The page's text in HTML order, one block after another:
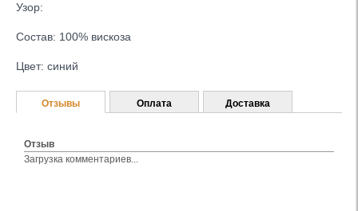
Узор:
Состав: 100% вискоза
Цвет: синий
Отзывы
Отзыв
Загрузка комментариев...
Оплата Доставка